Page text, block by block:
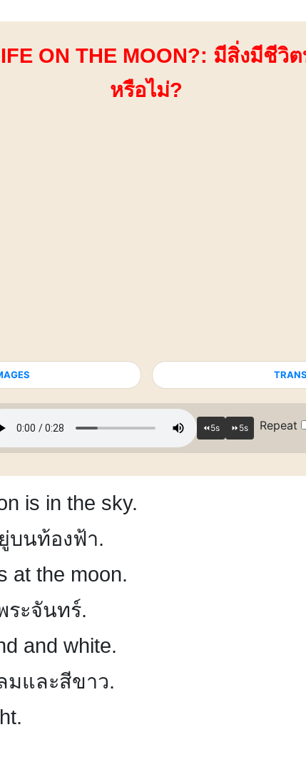
ON THE MOON?: มีสิ่งมีชีวิ
หรือไม่?
Repeat
is in the sky.
บนท้องฟ้า.
at the moon.
ระจันทร์.
and white.
มและสีขาว.